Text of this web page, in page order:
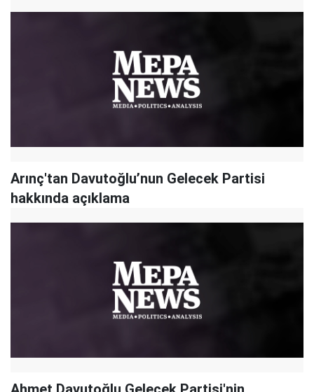
Arınç'tan Davutoğlu’nun Gelecek Partisi
hakkında açıklama